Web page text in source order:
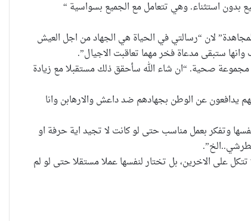
بدون استثناء. وهي تتعامل مع الجميع بسواسية “
لان “رسالتي في الحياة هي الجهاد من اجل العيش
وانها ستبقى مدعاة فخر مهما تعاقبت الاجيال”.
صحية. “ان شاء الله سأحقق ذلك مستقبلا مع زيادة
يدافعون عن الوطن بجهادهم ضد داعش والارهابن وانا
وتفكر بعمل مناسب حتى لو كانت لا تجيد اية حرفة او
تتكل على الاخرين، بل تختار لنفسها عملا مستقلا حتى لو لم
حضانة الاطفال بين النص القانوني
والمصلحة الانسانية
خطأ مهني في الموقع الرسمي لـ
الضحية وتفتح باب التبرير للجريمة”
محنة المرأة العراقية.. صراعات نسوية